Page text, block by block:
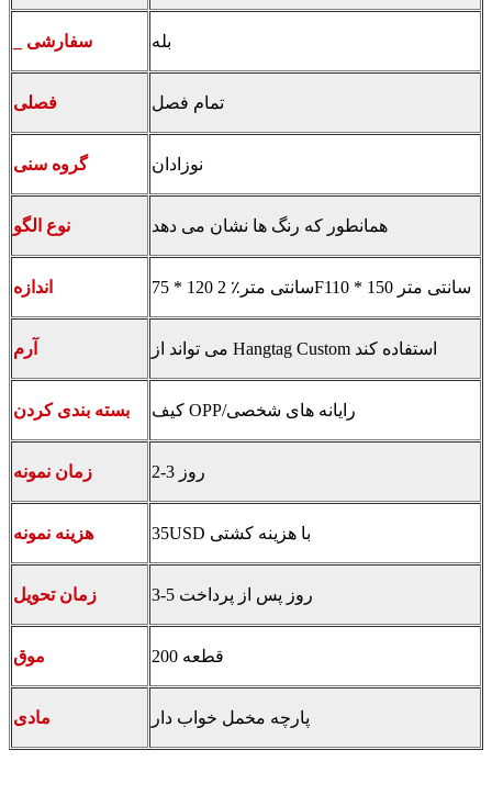
_ سفارشی بله
فصلی تمام فصل
گروه سنی نوزادان
نوع الگو همانطور که رنگ ها نشان می دهد
اندازه 75 * 120 سانتی متر٪ 2F110 * 150 سانتی متر
آرم می تواند از Hangtag Custom استفاده کند
بسته بندی کردن کیف OPP/رایانه های شخصی
زمان نمونه 2-3 روز
هزینه نمونه 35USD با هزینه کشتی
زمان تحویل 3-5 روز پس از پرداخت
موق 200 قطعه
مادی پارچه مخمل خواب دار